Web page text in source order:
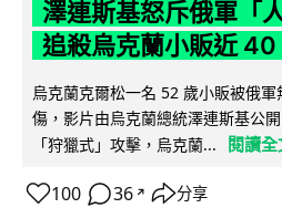
澤連斯基怒斥俄軍「
追殺烏克蘭小販近 40
烏克蘭克爾松一名 52 歲小販被俄
傷，影片由烏克蘭總統澤連斯基公
「狩獵式」攻擊，烏克蘭...
閱讀全
100 36 ↗ 分享